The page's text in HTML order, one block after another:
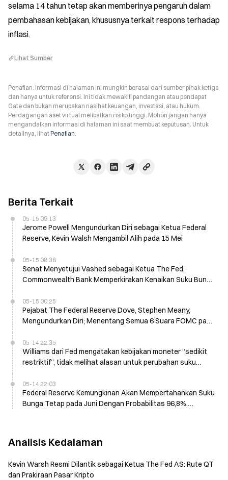
selama 14 tahun tetap akan memberinya pengaruh dalam
pembahasan kebijakan, khususnya terkait respons terhadap
inflasi.
Lihat Sumber
Penafian: Informasi di halaman ini mungkin berasal dari sumber pihak ketiga
dan hanya untuk referensi. Ini tidak mewakili pandangan atau pendapat
Gate dan bukan merupakan nasihat keuangan, investasi, atau hukum.
Perdagangan aset virtual melibatkan risiko tinggi. Mohon jangan hanya
mengandalkan informasi di halaman ini saat membuat keputusan. Untuk
detailnya, lihatPenafian.
Berita Terkait
05-15 09:13
Jerome Powell Mengundurkan Diri sebagai Ketua Federal
Reserve, Kevin Walsh Mengambil Alih pada 15 Mei
05-15 08:38
Senat Menyetujui Vashed sebagai Ketua The Fed;
Commonwealth Bank Memperkirakan Kenaikan Suku Bunga
05-15 00:25
Pejabat The Federal Reserve Dove, Stephen Meany,
Mengundurkan Diri; Menentang Semua 6 Suara FOMC pada
05-14 22:35
Williams dari Fed mengatakan kebijakan moneter “sedikit
restriktif”, tidak melihat alasan untuk perubahan suku
05-14 22:03
Federal Reserve Kemungkinan Akan Mempertahankan Suku
Bunga Tetap pada Juni Dengan Probabilitas 96,8%,
Analisis Kedalaman
Kevin Warsh Resmi Dilantik sebagai Ketua The Fed AS: Rute QT
dan Prakiraan Pasar Kripto